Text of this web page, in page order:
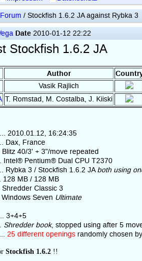
/ Stockfish 1.6.2 JA against Rybka 3
Date2010-01-12 22:22
Stockfish 1.6.2 JA
Author
Vasik Rajlich
T. Romstad, M. Costalba, J. Kiiski
2010.01.12, 16:24:35
Dax, France
40/3' + 3"/move repeated
Intel® Pentium® Dual CPU T2370
Rybka 3 / Stockfish 1.6.2 JAboth using
128 MB / 128 MB
Classic 3
Seven Ultimate
3+4+5
Shredder book, stopped using after 5
25 different openingsrandomly chosen
Stockfish 1.6.2!!